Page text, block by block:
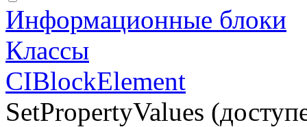
Информационные блоки
Классы
CIBlockElement
SetPropertyValues